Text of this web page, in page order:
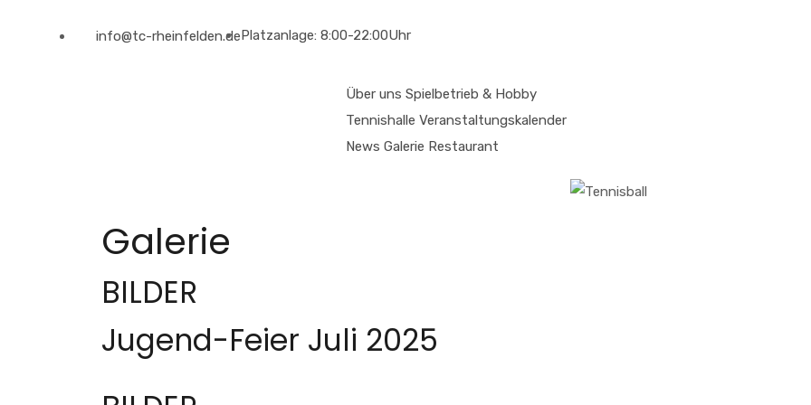
info@tc-rheinfelden.dePlatzanlage: 8:00-22:00Uhr
Über uns Spielbetrieb & Hobby
Tennishalle Veranstaltungskalender
News Galerie Restaurant
Galerie
BILDER
Jugend-Feier Juli 2025